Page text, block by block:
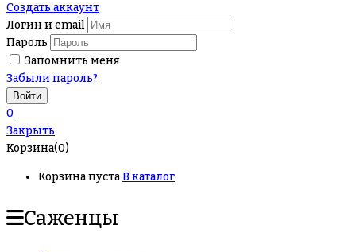
Создать аккаунт
Логин и email
Пароль
Запомнить меня
Забыли пароль?
0
Закрыть
Корзина(0)
Корзина пустаВ каталог
Саженцы